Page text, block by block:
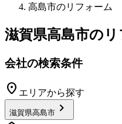
高島市のリフォーム
滋賀県高島市のリ
会社の検索条件
location_on エリアから探す
滋賀県高島市 chevron_right